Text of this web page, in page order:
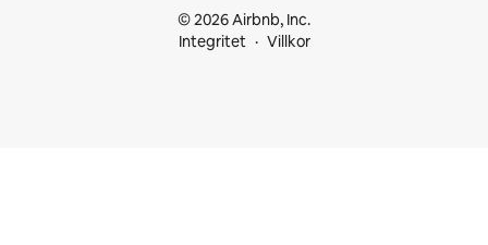
© 2026 Airbnb, Inc.
Integritet
Villkor